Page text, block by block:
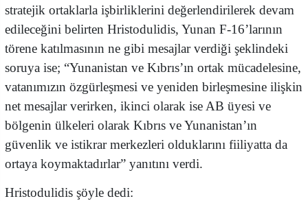
stratejik ortaklarla işbirliklerini değerlendirilerek devam
edileceğini belirten Hristodulidis, Yunan F-16’larının
törene katılmasının ne gibi mesajlar verdiği şeklindeki
soruya ise; “Yunanistan ve Kıbrıs’ın ortak mücadelesine,
vatanımızın özgürleşmesi ve yeniden birleşmesine ilişkin
net mesajlar verirken, ikinci olarak ise AB üyesi ve
bölgenin ülkeleri olarak Kıbrıs ve Yunanistan’ın
güvenlik ve istikrar merkezleri olduklarını fiiliyatta da
ortaya koymaktadırlar” yanıtını verdi.
Hristodulidis şöyle dedi: